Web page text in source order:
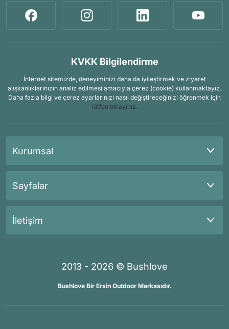
KVKK Bilgilendirme
İnternet sitemizde, deneyiminizi daha da iyileştirmek ve ziyaret
alışkanlıklarınızın analiz edilmesi amacıyla çerez (cookie) kullanmaktayız.
Daha fazla bilgi ve çerez ayarlarınızı nasıl değiştireceğinizi öğrenmek için
lütfen tıklayınız.
Kurumsal
Sayfalar
İletişim
2013 - 2026 © Bushlove
Bushlove Bir Ersin Outdoor Markasıdır.